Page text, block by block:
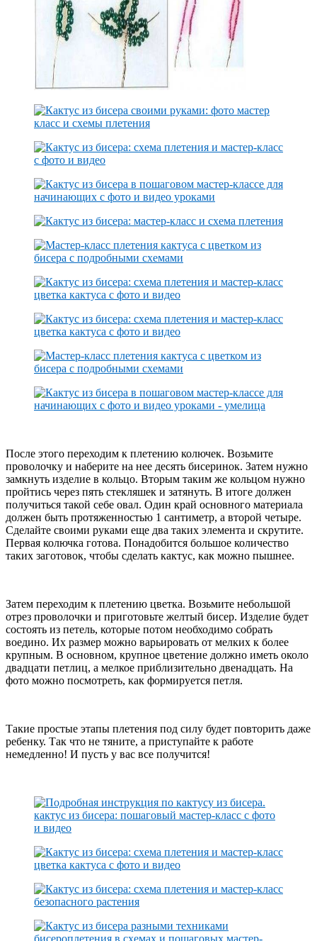
После этого переходим к плетению колючек. Возьмите
проволочку и наберите на нее десять бисеринок. Затем нужно
замкнуть изделие в кольцо. Вторым таким же кольцом нужно
пройтись через пять стекляшек и затянуть. В итоге должен
получиться такой себе овал. Один край основного материала
должен быть протяженностью 1 сантиметр, а второй четыре.
Сделайте своими руками еще два таких элемента и скрутите.
Первая колючка готова. Понадобится большое количество
таких заготовок, чтобы сделать кактус, как можно пышнее.
Затем переходим к плетению цветка. Возьмите небольшой
отрез проволочки и приготовьте желтый бисер. Изделие будет
состоять из петель, которые потом необходимо собрать
воедино. Их размер можно варьировать от мелких к более
крупным. В основном, крупное цветение должно иметь около
двадцати петлиц, а мелкое приблизительно двенадцать. На
фото можно посмотреть, как формируется петля.
Такие простые этапы плетения под силу будет повторить даже
ребенку. Так что не тяните, а приступайте к работе
немедленно! И пусть у вас все получится!